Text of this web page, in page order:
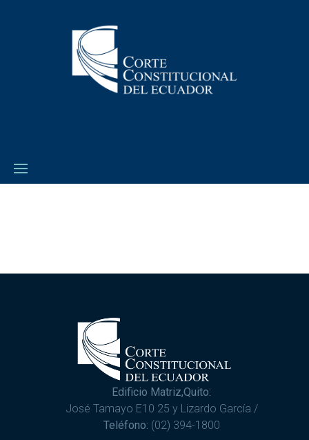
Edificio Matriz,Quito:
José Tamayo E10 25 y Lizardo García /
Teléfono: (02) 394-1800